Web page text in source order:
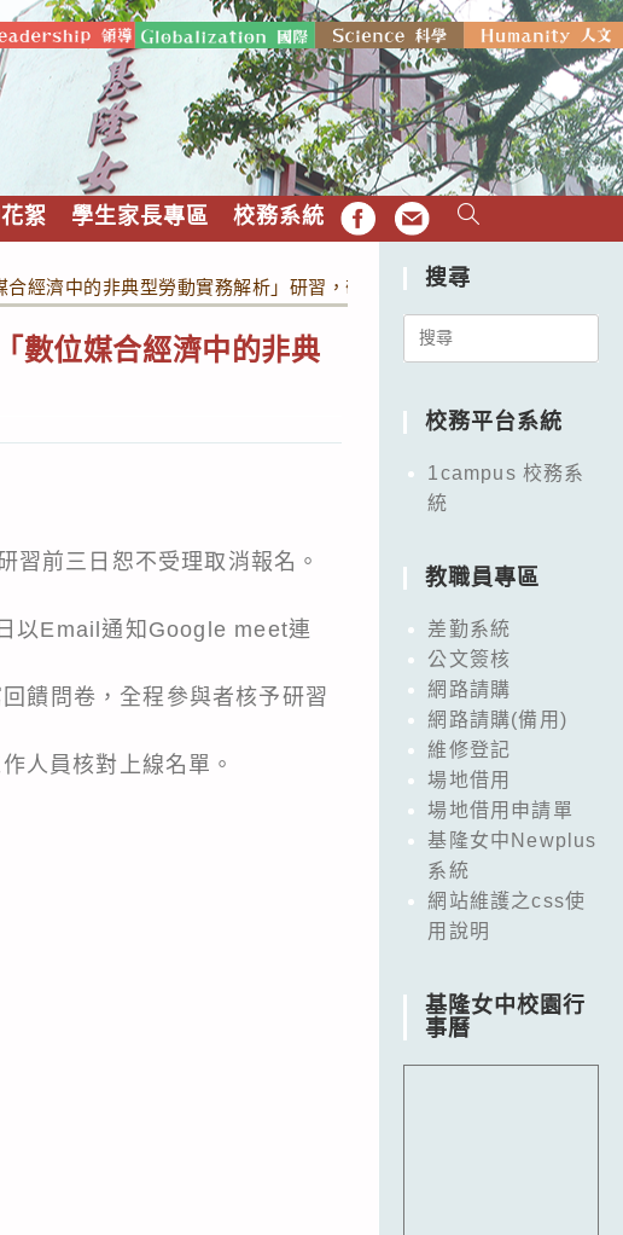
絮 學生家長專區 校務系統 FB EMAIL
經濟中的非典型勞動實務解析」研習，敬邀公民與社會科教師參加。
數位媒合經濟中的非典
習前三日恕不受理取消報名。
以Email通知Google meet連
饋問卷，全程參與者核予研習
人員核對上線名單。
搜尋
Search
校務平台系統
1campus 校務系
統
教職員專區
差勤系統
公文簽核
網路請購
網路請購(備用)
維修登記
場地借用
場地借用申請單
基隆女中Newplus
系統
網站維護之css使
用說明
基隆女中校園行
事曆